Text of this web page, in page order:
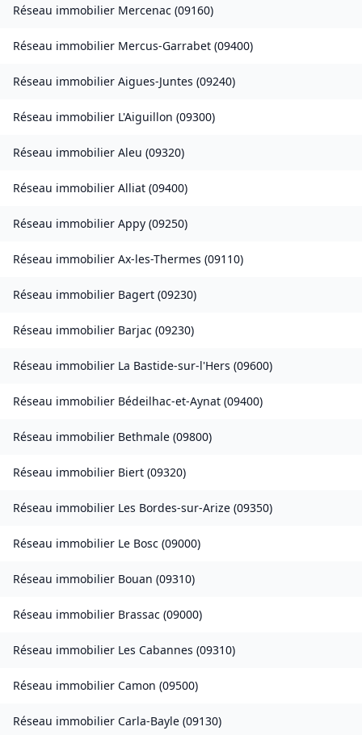
Réseau immobilier Mercenac (09160)
Réseau immobilier Mercus-Garrabet (09400)
Réseau immobilier Aigues-Juntes (09240)
Réseau immobilier L'Aiguillon (09300)
Réseau immobilier Aleu (09320)
Réseau immobilier Alliat (09400)
Réseau immobilier Appy (09250)
Réseau immobilier Ax-les-Thermes (09110)
Réseau immobilier Bagert (09230)
Réseau immobilier Barjac (09230)
Réseau immobilier La Bastide-sur-l'Hers (09600)
Réseau immobilier Bédeilhac-et-Aynat (09400)
Réseau immobilier Bethmale (09800)
Réseau immobilier Biert (09320)
Réseau immobilier Les Bordes-sur-Arize (09350)
Réseau immobilier Le Bosc (09000)
Réseau immobilier Bouan (09310)
Réseau immobilier Brassac (09000)
Réseau immobilier Les Cabannes (09310)
Réseau immobilier Camon (09500)
Réseau immobilier Carla-Bayle (09130)